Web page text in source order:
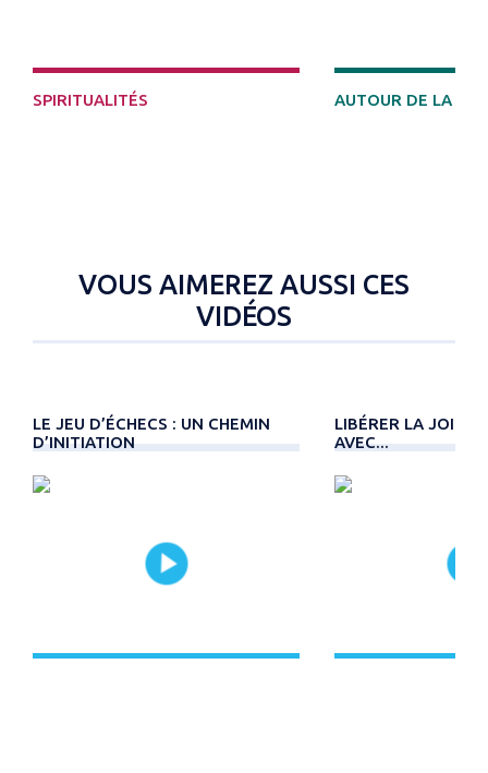
SPIRITUALITÉS AUTOUR DE LA
VOUS AIMEREZ AUSSI CES
VIDÉOS
LE JEU D’ÉCHECS : UN CHEMIN
D’INITIATION
LIBÉRER LA JOIE
AVEC...